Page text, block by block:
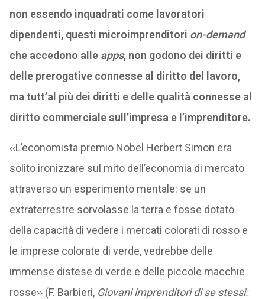
non essendo inquadrati come lavoratori
dipendenti, questi microimprenditori on-demand
che accedono alle apps, non godono dei diritti e
delle prerogative connesse al diritto del lavoro,
ma tutt’al più dei diritti e delle qualità connesse al
diritto commerciale sull’impresa e l’imprenditore.
‹‹L’economista premio Nobel Herbert Simon era
solito ironizzare sul mito dell’economia di mercato
attraverso un esperimento mentale: se un
extraterrestre sorvolasse la terra e fosse dotato
della capacità di vedere i mercati colorati di rosso e
le imprese colorate di verde, vedrebbe delle
immense distese di verde e delle piccole macchie
rosse›› (F. Barbieri, Giovani imprenditori di se stessi: